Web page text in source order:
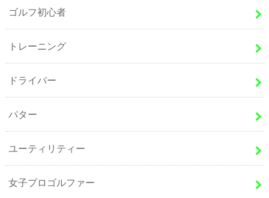
ゴルフ初心者
トレーニング
ドライバー
パター
ユーティリティー
女子プロゴルファー